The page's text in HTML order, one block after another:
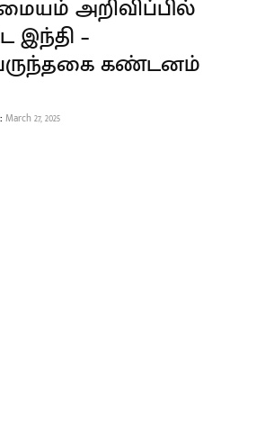
அறிவிப்பில்
இந்தி –
கண்டனம்
March 27, 2025